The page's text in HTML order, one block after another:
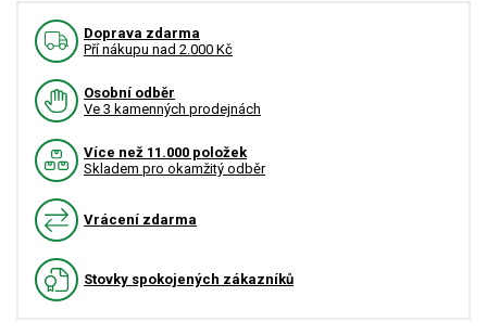
Doprava zdarma
Pří nákupu nad 2.000 Kč
Osobní odběr
Ve 3 kamenných prodejnách
Více než 11.000 položek
Skladem pro okamžitý odběr
Vrácení zdarma
Stovky spokojených zákazníků